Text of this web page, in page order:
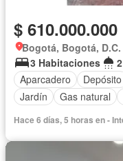
$ 610.000.000
Bogotá, Bogotá, D.C.
3 Habitaciones
Aparcadero
Depósito
Jardín
Gas natural
Hace 6 días, 5 horas en -